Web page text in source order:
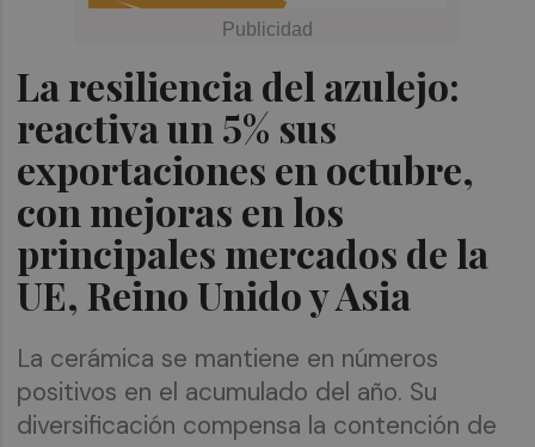
La resiliencia del azulejo:
reactiva un 5% sus
exportaciones en octubre,
con mejoras en los
principales mercados de la
UE, Reino Unido y Asia
La cerámica se mantiene en números
positivos en el acumulado del año. Su
diversificación compensa la contención de